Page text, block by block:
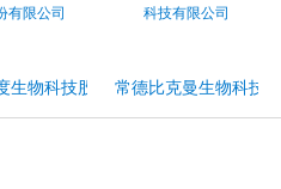
生物科技股份有限公司常德比克曼生物科技